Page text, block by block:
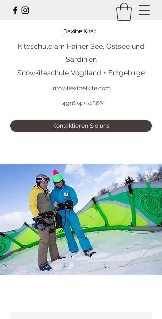
Kiteschule am Hainer See, Ostsee und
Sardinien
Snowkiteschule Vogtland + Erzgebirge
info@flexibelkite.com
+491624204866
Kontaktieren Sie uns